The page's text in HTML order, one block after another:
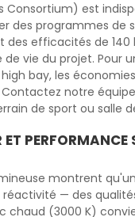
Consortium) est
des programmes de
des efficacités de
vie du projet. Pour
bay, les
notre
de sport ou salle
ET PERFORMANCE
montrent
— des
chaud (3000 K)